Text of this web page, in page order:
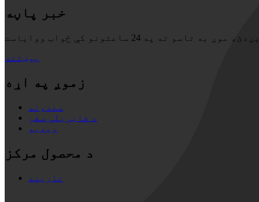
خبر پاڼه
پوښتنه
زموږ په اړه
سندونه
د فابریکې سفر
ویډیو
د محصول مرکز
نارینه